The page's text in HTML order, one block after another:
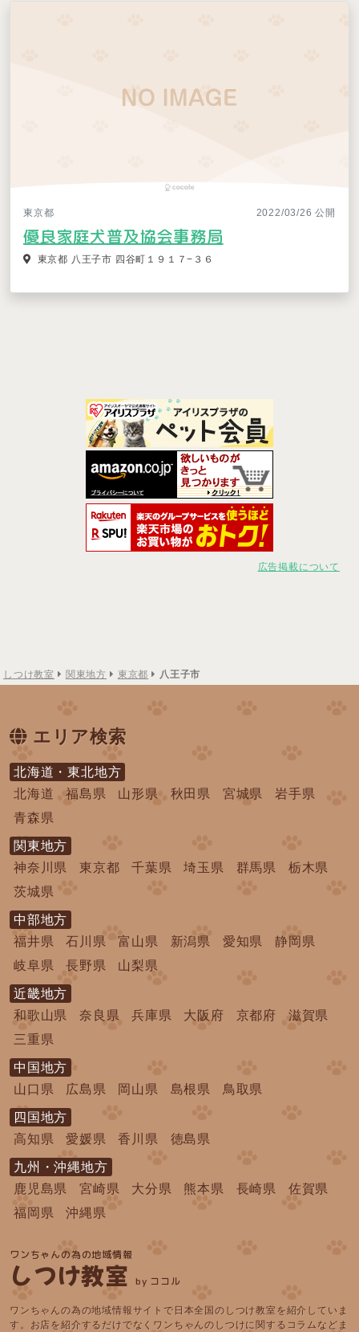
東京都 2022/03/26 公開
優良家庭犬普及協会事務局
東京都 八王子市 四谷町１９１７−３６
広告掲載について
しつけ教室 関東地方 東京都 八王子市
エリア検索
北海道・東北地方
北海道
福島県 山形県 秋田県 宮城県
岩手県
青森県
関東地方
神奈川県
東京都 千葉県 埼玉県 群馬県
栃木県
茨城県
中部地方
福井県
石川県 富山県 新潟県 愛知県
静岡県
岐阜県
長野県 山梨県
近畿地方
和歌山県
奈良県 兵庫県 大阪府 京都府
滋賀県
三重県
中国地方
山口県
広島県 岡山県 島根県 鳥取県
四国地方
高知県
愛媛県 香川県 徳島県
九州・沖縄地方
鹿児島県
宮崎県 大分県 熊本県 長崎県
佐賀県
福岡県
沖縄県
ワンちゃんの為の地域情報
しつけ教室 by ココル
ワンちゃんの為の地域情報サイトで日本全国のしつけ教室を紹介していま
す。お店を紹介するだけでなくワンちゃんのしつけに関するコラムなどま